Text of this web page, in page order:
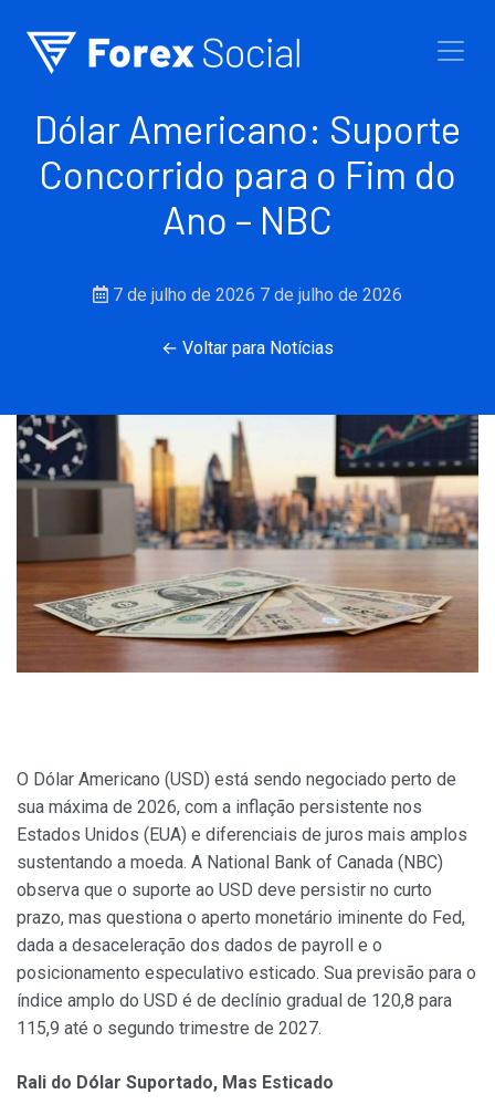
Dólar Americano: Suporte
Concorrido para o Fim do
Ano – NBC
7 de julho de 2026 7 de julho de 2026
← Voltar para Notícias
O Dólar Americano (USD) está sendo negociado perto de
sua máxima de 2026, com a inflação persistente nos
Estados Unidos (EUA) e diferenciais de juros mais amplos
sustentando a moeda. A National Bank of Canada (NBC)
observa que o suporte ao USD deve persistir no curto
prazo, mas questiona o aperto monetário iminente do Fed,
dada a desaceleração dos dados de payroll e o
posicionamento especulativo esticado. Sua previsão para o
índice amplo do USD é de declínio gradual de 120,8 para
115,9 até o segundo trimestre de 2027.
Rali do Dólar Suportado, Mas Esticado